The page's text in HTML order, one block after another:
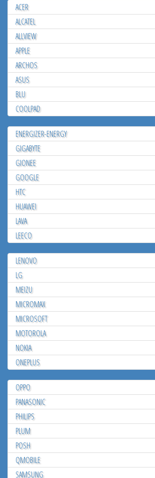
ACER
ALCATEL
ALLVIEW
APPLE
ARCHOS
ASUS
BLU
COOLPAD
ENERGIZER-ENERGY
GIGABYTE
GIONEE
GOOGLE
HTC
HUAWEI
LAVA
LEECO
LENOVO
LG
MEIZU
MICROMAX
MICROSOFT
MOTOROLA
NOKIA
ONEPLUS
OPPO
PANASONIC
PHILIPS
PLUM
POSH
QMOBILE
SAMSUNG